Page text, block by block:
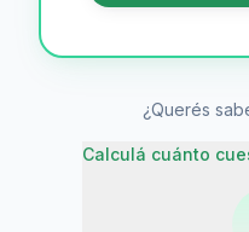
¿Querés
Calculá cuánto